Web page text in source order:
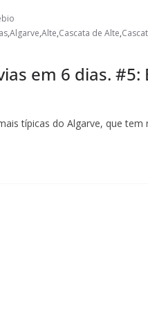
,Algarve,Alte,Cascata de Alte,
em 6 dias.
típicas do Algarve, que